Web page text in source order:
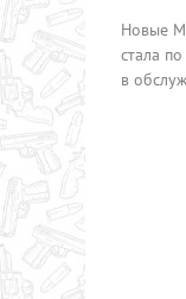
Новые
стала
в